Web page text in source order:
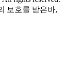
보호를 받은바,